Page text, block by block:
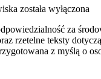
została wyłączona
za
rzetelne teksty
z myślą o